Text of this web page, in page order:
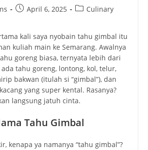
PostApril 6, 2025
PostCulinary
kali saya nyobain tahu gimbal itu
kuliah main ke Semarang. Awalnya
goreng biasa, ternyata lebih dari
tahu goreng, lontong, kol, telur,
bakwan (itulah si “gimbal”), dan
yang super kental. Rasanya?
langsung jatuh cinta.
Tahu Gimbal
kenapa ya namanya “tahu gimbal”?